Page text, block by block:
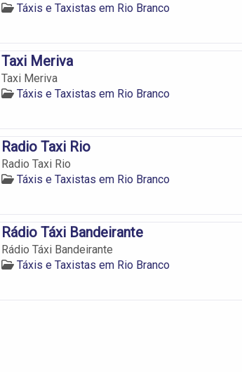
Táxis e Taxistas em Rio Branco
Taxi Meriva
Taxi Meriva
Táxis e Taxistas em Rio Branco
Radio Taxi Rio
Radio Taxi Rio
Táxis e Taxistas em Rio Branco
Rádio Táxi Bandeirante
Rádio Táxi Bandeirante
Táxis e Taxistas em Rio Branco